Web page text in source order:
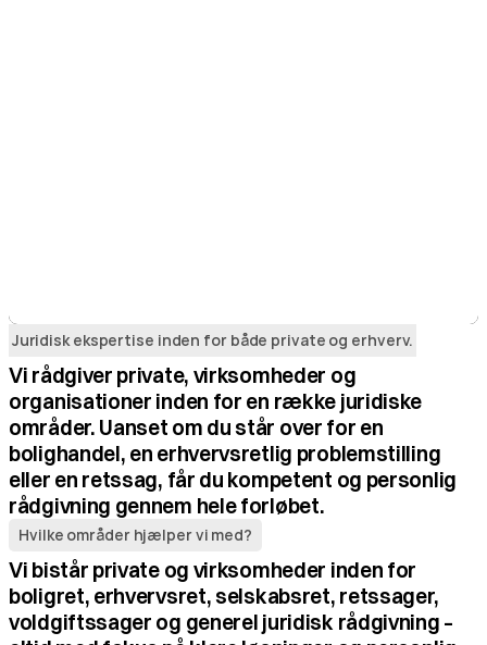
Juridisk ekspertise inden for både private og erhverv.
Vi rådgiver private, virksomheder og
organisationer inden for en række juridiske
områder. Uanset om du står over for en
bolighandel, en erhvervsretlig problemstilling
eller en retssag, får du kompetent og personlig
rådgivning gennem hele forløbet.
Hvilke områder hjælper vi med?
Vi bistår private og virksomheder inden for
boligret, erhvervsret, selskabsret, retssager,
voldgiftssager og generel juridisk rådgivning –